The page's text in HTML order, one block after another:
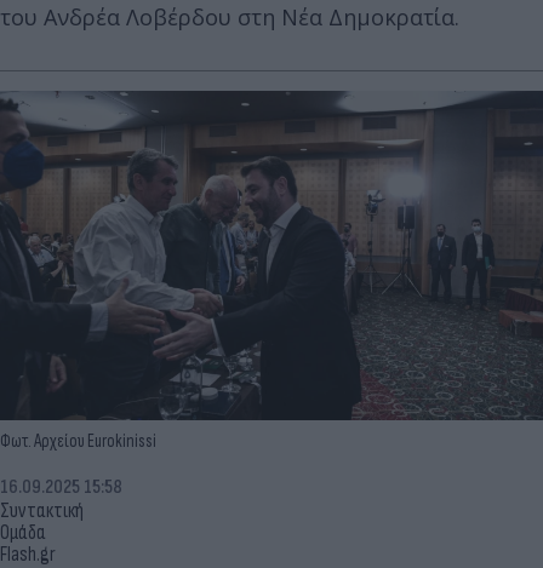
του Ανδρέα Λοβέρδου στη Νέα Δημοκρατία.
Φωτ. Αρχείου Eurokinissi
Συντακτική
Ομάδα
Flash.gr
16.09.2025 15:58